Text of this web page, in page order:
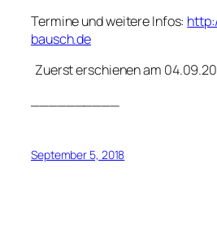
Termine und weitere Infos:
bausch.de
Zuerst erschienen am
September 5, 2018